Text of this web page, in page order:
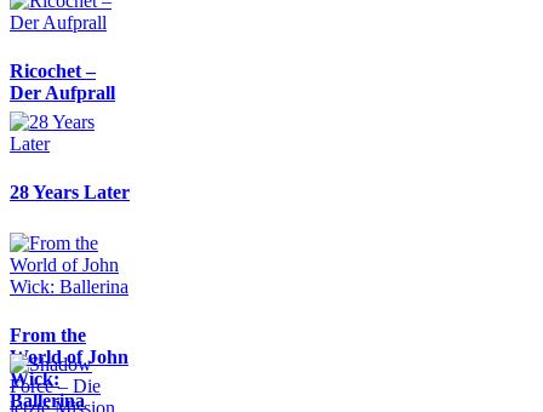
Ricochet –
Der Aufprall
28 Years Later
From the
World of John
Wick:
Ballerina